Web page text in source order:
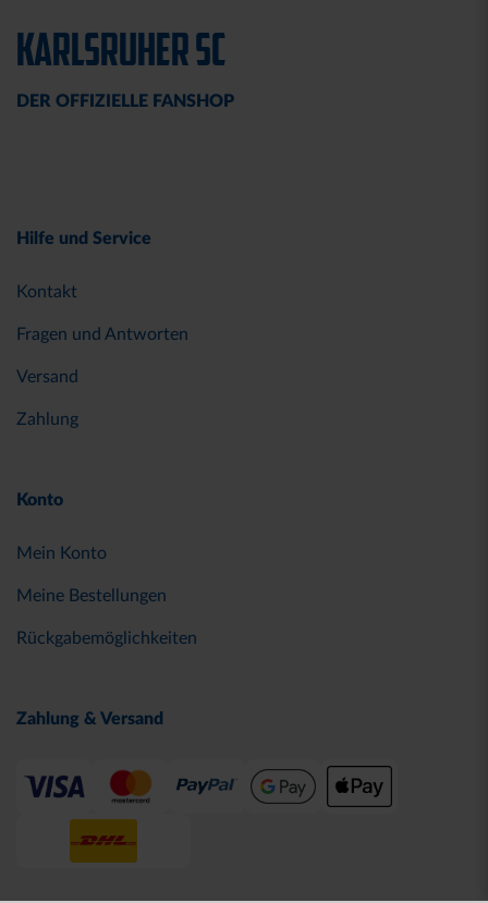
KARLSRUHER SC
DER OFFIZIELLE FANSHOP
Hilfe und Service
Kontakt
Fragen und Antworten
Versand
Zahlung
Konto
Mein Konto
Meine Bestellungen
Rückgabemöglichkeiten
Zahlung & Versand